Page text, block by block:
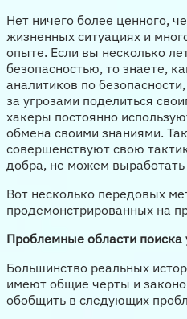
Нет ничего более ценного,
жизненных ситуациях и
опыте. Если вы несколько
безопасностью, то знаете,
аналитиков по
за угрозами поделиться
хакеры постоянно
обмена своими знаниями.
совершенствуют свою
добра, не можем выработать
Вот несколько передовых
продемонстрированных на
Проблемные области поиска
Большинство реальных
имеют общие черты и
обобщить в следующих